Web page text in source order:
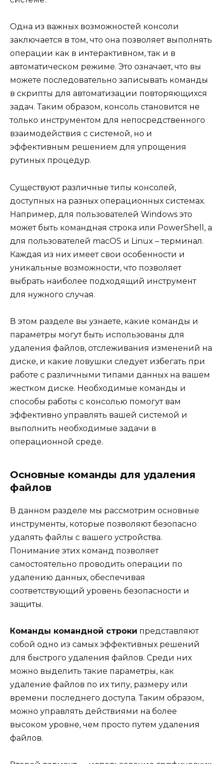
Одна из важных возможностей консоли
заключается в том, что она позволяет выполнять
операции как в интерактивном, так и в
автоматическом режиме. Это означает, что вы
можете последовательно записывать команды
в скрипты для автоматизации повторяющихся
задач. Таким образом, консоль становится не
только инструментом для непосредственного
взаимодействия с системой, но и
эффективным решением для упрощения
рутиных процедур.
Существуют различные типы консолей,
доступных на разных операционных системах.
Например, для пользователей Windows это
может быть командная строка или PowerShell, а
для пользователей macOS и Linux – терминал.
Каждая из них имеет свои особенности и
уникальные возможности, что позволяет
выбрать наиболее подходящий инструмент
для нужного случая.
В этом разделе вы узнаете, какие команды и
параметры могут быть использованы для
удаления файлов, отслеживания изменений на
диске, и какие ловушки следует избегать при
работе с различными типами данных на вашем
жестком диске. Необходимые команды и
способы работы с консолью помогут вам
эффективно управлять вашей системой и
выполнить необходимые задачи в
операционной среде.
Основные команды для удаления
файлов
В данном разделе мы рассмотрим основные
инструменты, которые позволяют безопасно
удалять файлы с вашего устройства.
Понимание этих команд позволяет
самостоятельно проводить операции по
удалению данных, обеспечивая
соответствующий уровень безопасности и
защиты.
Команды командной строки представляют
собой одно из самых эффективных решений
для быстрого удаления файлов. Среди них
можно выделить такие параметры, как
удаление файлов по их типу, размеру или
времени последнего доступа. Таким образом,
можно управлять действиями на более
высоком уровне, чем просто путем удаления
файлов.